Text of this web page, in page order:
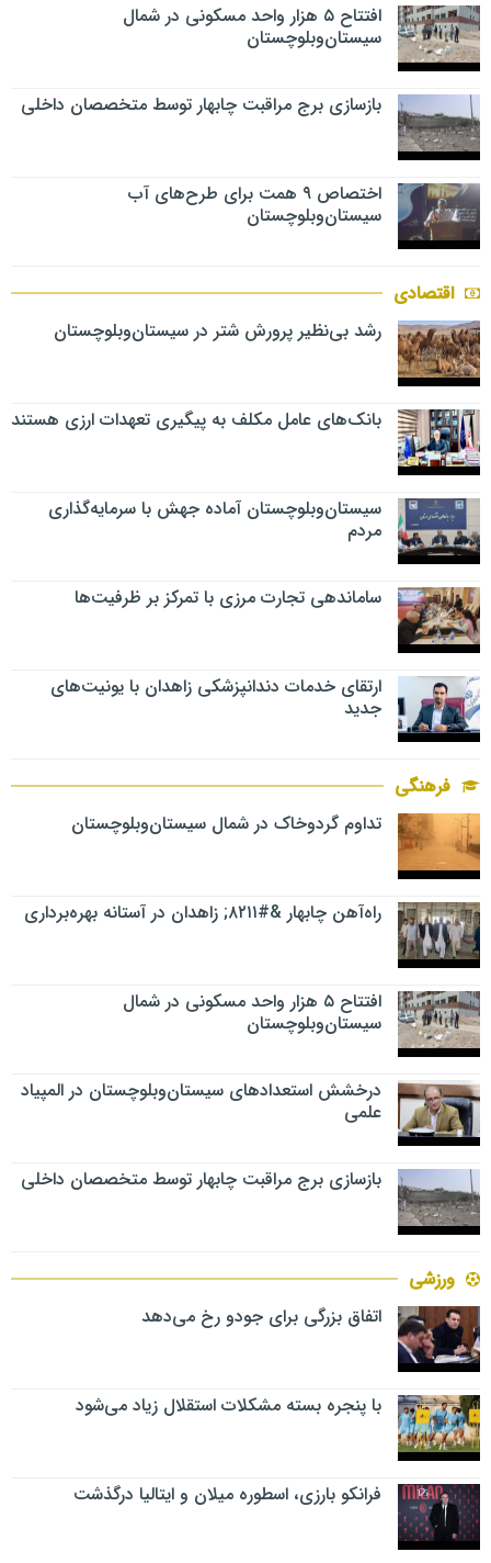
افتتاح ۵ هزار واحد مسکونی در شمال
سیستان‌وبلوچستان
بازسازی برج مراقبت چابهار توسط متخصصان داخلی
اختصاص ۹ همت برای طرح‌های آب
سیستان‌وبلوچستان
اقتصادی
رشد بی‌نظیر پرورش شتر در سیستان‌وبلوچستان
بانک‌های عامل مکلف به پیگیری تعهدات ارزی هستند
سیستان‌وبلوچستان آماده جهش با سرمایه‌گذاری
مردم
ساماندهی تجارت مرزی با تمرکز بر ظرفیت‌ها
ارتقای خدمات دندانپزشکی زاهدان با یونیت‌های
جدید
فرهنگی
تداوم گردوخاک در شمال سیستان‌وبلوچستان
راه‌آهن چابهار &#۸۲۱۱; زاهدان در آستانه بهره‌برداری
افتتاح ۵ هزار واحد مسکونی در شمال
سیستان‌وبلوچستان
درخشش استعدادهای سیستان‌وبلوچستان در المپیاد
علمی
بازسازی برج مراقبت چابهار توسط متخصصان داخلی
ورزشی
اتفاق بزرگی برای جودو رخ می‌دهد
با پنجره بسته مشکلات استقلال زیاد می‌شود
فرانکو بارزی، اسطوره میلان و ایتالیا درگذشت